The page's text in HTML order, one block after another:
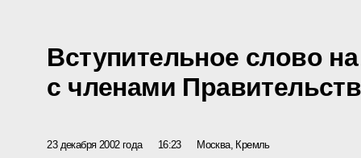
Вступительное слово
с членами
23 декабря 2002 года 16:23 Москва, Кремль